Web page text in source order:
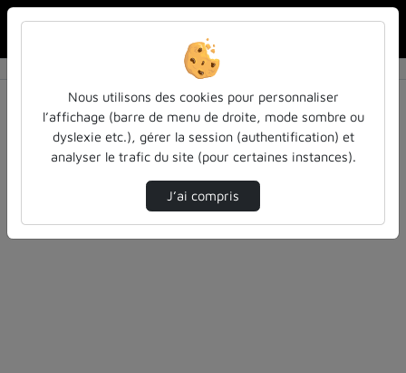
0 vidéo trouvée
Audio Vidéo Statistiques de vues
Direction de tri
Désolé, aucune vidéo trouvée.
Nous utilisons des cookies pour personnaliser
l’affichage (barre de menu de droite, mode sombre ou
dyslexie etc.), gérer la session (authentification) et
analyser le trafic du site (pour certaines instances).
J’ai compris